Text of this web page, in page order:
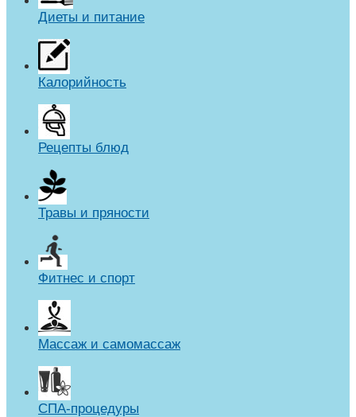
Диеты и питание
Калорийность
Рецепты блюд
Травы и пряности
Фитнес и спорт
Массаж и самомассаж
СПА-процедуры